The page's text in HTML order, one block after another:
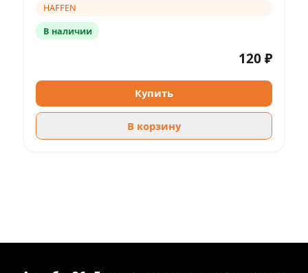
HAFFEN
В наличии
120 ₽
Купить
В корзину